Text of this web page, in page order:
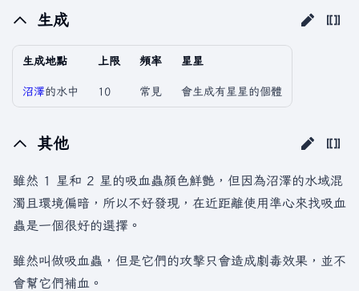
生成
生成地點 上限 頻率 星星
沼澤的水中 10 常見 會生成有星星的個體
其他
雖然 1 星和 2 星的吸血蟲顏色鮮艷，但因為沼澤的水域混
濁且環境偏暗，所以不好發現，在近距離使用準心來找吸血
蟲是一個很好的選擇。
雖然叫做吸血蟲，但是它們的攻擊只會造成劇毒效果，並不
會幫它們補血。